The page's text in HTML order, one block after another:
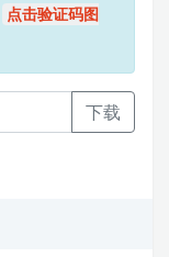
点击验证码图
下载